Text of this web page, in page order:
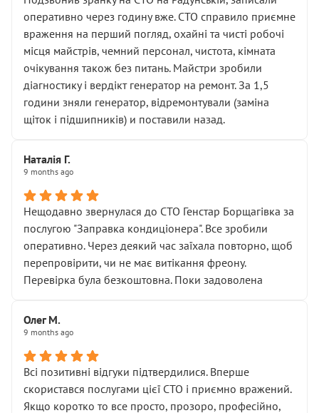
оперативно через годину вже. СТО справило приємне
враження на перший погляд, охайні та чисті робочі
місця майстрів, чемний персонал, чистота, кімната
очікування також без питань. Майстри зробили
діагностику і вердікт генератор на ремонт. За 1,5
години зняли генератор, відремонтували (заміна
щіток і підшипників) и поставили назад.
Наталія Г.
9 months ago
Нещодавно звернулася до СТО Генстар Борщагівка за
послугою "Заправка кондиціонера". Все зробили
оперативно. Через деякий час заїхала повторно, щоб
перепровірити, чи не має витікання фреону.
Перевірка була безкоштовна. Поки задоволена
Олег М.
9 months ago
Всі позитивні відгуки підтвердилися. Вперше
скористався послугами цієї СТО і приємно вражений.
Якщо коротко то все просто, прозоро, професійно,